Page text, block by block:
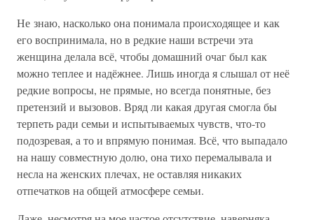
Не знаю, насколько она понимала происходящее и как
его воспринимала, но в редкие наши встречи эта
женщина делала всё, чтобы домашний очаг был как
можно теплее и надёжнее. Лишь иногда я слышал от неё
редкие вопросы, не прямые, но всегда понятные, без
претензий и вызовов. Вряд ли какая другая смогла бы
терпеть ради семьи и испытываемых чувств, что-то
подозревая, а то и впрямую понимая. Всё, что выпадало
на нашу совместную долю, она тихо перемалывала и
несла на женских плечах, не оставляя никаких
отпечатков на общей атмосфере семьи.